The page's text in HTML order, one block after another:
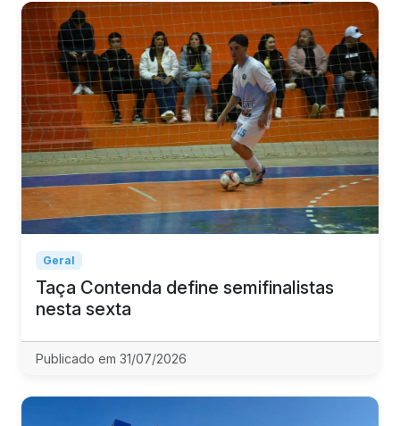
Geral
Taça Contenda define semifinalistas
nesta sexta
Publicado em 31/07/2026